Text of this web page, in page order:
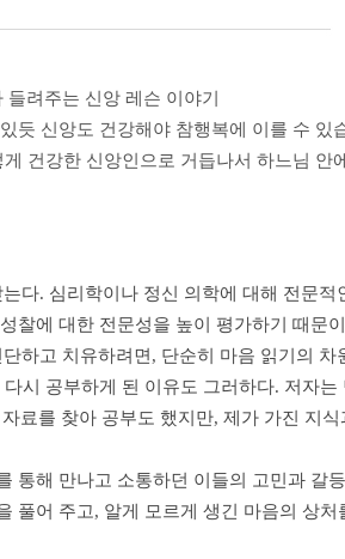
려주는 신앙 레슨 이야기
듯 신앙도 건강해야 참행복에 이를 수 있
건강한 신앙인으로 거듭나서 하느님 안
다. 심리학이나 정신 의학에 대해 전문
찰에 대한 전문성을 높이 평가하기 때문
하고 치유하려면, 단순히 마음 읽기의
시 공부하게 된 이유도 그러하다. 저자
료를 찾아 공부도 했지만, 제가 가진 지
해 만나고 소통하던 이들의 고민과 갈
어 주고, 알게 모르게 생긴 마음의 상